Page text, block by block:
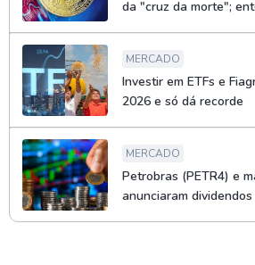
da "cruz da morte";
MERCADO
Investir em ETFs e
2026 e só dá recorde
MERCADO
Petrobras (PETR4) e
anunciaram